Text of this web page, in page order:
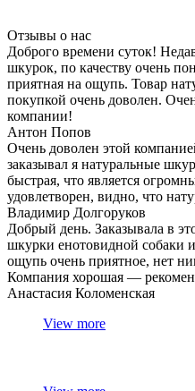
Отзывы о нас
Доброго времени суток!
шкурок, по качеству очень
приятная на ощупь. Товар
покупкой очень доволен.
компании!
Антон Попов
Очень доволен этой
заказывал я натуральные
быстрая, что является
удовлетворен, видно, что
Владимир Долгоруков
Добрый день. Заказывала в
шкурки енотовидной собаки
ощупь очень приятное, нет
Компания хорошая —
Анастасия Коломенская
View more